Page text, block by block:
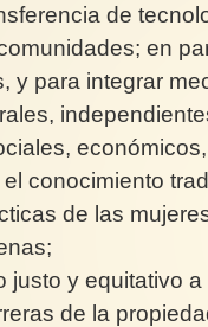
de
en
y para integrar
conocimiento
de las
justo y equitativo
de la